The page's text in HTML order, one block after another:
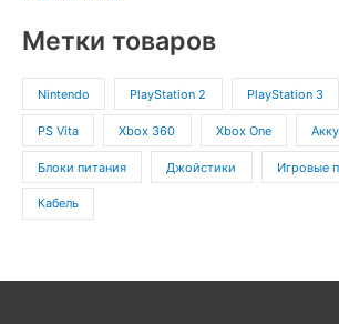
Метки товаров
Nintendo PlayStation 2 PlayStation 3
PS Vita Xbox 360 Xbox One
Блоки питания Джойстики Игровые
Кабель